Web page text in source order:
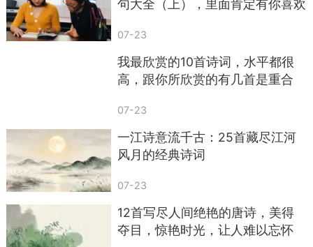
句大全（上），里面肯定有你喜欢
07-23
我最欣赏的10首诗词，水平都很
高，跟你所欣赏的有几首是重合
07-23
一江诗意流千古：25首藏尽江河
风月的经典诗词
07-23
12首写尽人间绝艳的唐诗，美得
夺目，惊艳时光，让人难以忘怀